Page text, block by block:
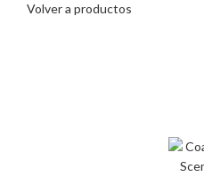
Volver a productos